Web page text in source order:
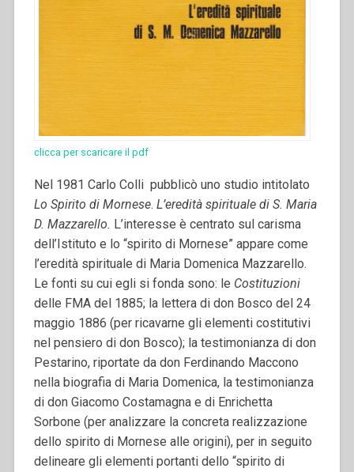
clicca per scaricare il pdf
Nel 1981 Carlo Colli pubblicò uno studio intitolato
Lo Spirito di Mornese. L’eredità spirituale di S. Maria
D. Mazzarello. L’interesse è centrato sul carisma
dell’Istituto e lo “spirito di Mornese” appare come
l’eredità spirituale di Maria Domenica Mazzarello.
Le fonti su cui egli si fonda sono: le Costituzioni
delle FMA del 1885; la lettera di don Bosco del 24
maggio 1886 (per ricavarne gli elementi costitutivi
nel pensiero di don Bosco); la testimonianza di don
Pestarino, riportate da don Ferdinando Maccono
nella biografia di Maria Domenica, la testimonianza
di don Giacomo Costamagna e di Enrichetta
Sorbone (per analizzare la concreta realizzazione
dello spirito di Mornese alle origini), per in seguito
delineare gli elementi portanti dello “spirito di